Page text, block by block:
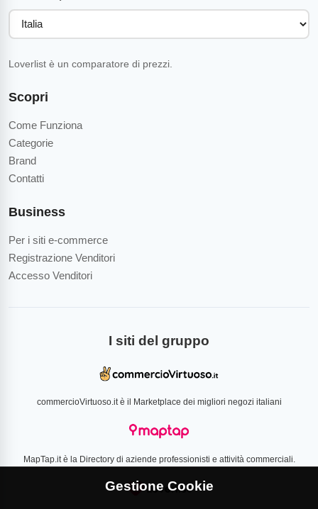
Scopri
Come Funziona
Categorie
Brand
Contatti
Business
Per i siti e-commerce
Registrazione Venditori
Accesso Venditori
Loverlist è un comparatore di prezzi.
I siti del gruppo
commercioVirtuoso.it è il Marketplace dei migliori negozi italiani
MapTap.it è la Directory di aziende professionisti e attività commerciali.
Gestione Cookie